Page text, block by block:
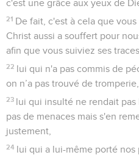
c'est une grâce aux yeux de
21 De fait, c'est à cela que
Christ aussi a souffert pour
afin que vous suiviez ses traces,
22 lui qui n'a pas commis de
on n’a pas trouvé de tromperie,
23 lui qui insulté ne rendait
pas de menaces mais s'en
justement,
24 lui qui a lui-même porté nos